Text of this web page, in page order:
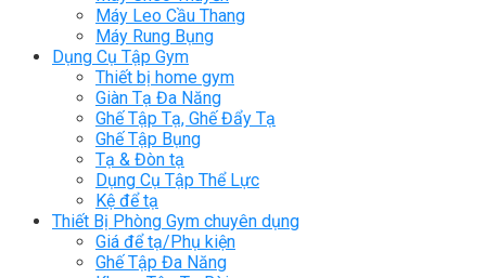
Máy Leo Cầu Thang
Máy Rung Bụng
Dụng Cụ Tập Gym
Thiết bị home gym
Giàn Tạ Đa Năng
Ghế Tập Tạ, Ghế Đẩy Tạ
Ghế Tập Bụng
Tạ & Đòn tạ
Dụng Cụ Tập Thể Lực
Kệ để tạ
Thiết Bị Phòng Gym chuyên dụng
Giá để tạ/Phụ kiện
Ghế Tập Đa Năng